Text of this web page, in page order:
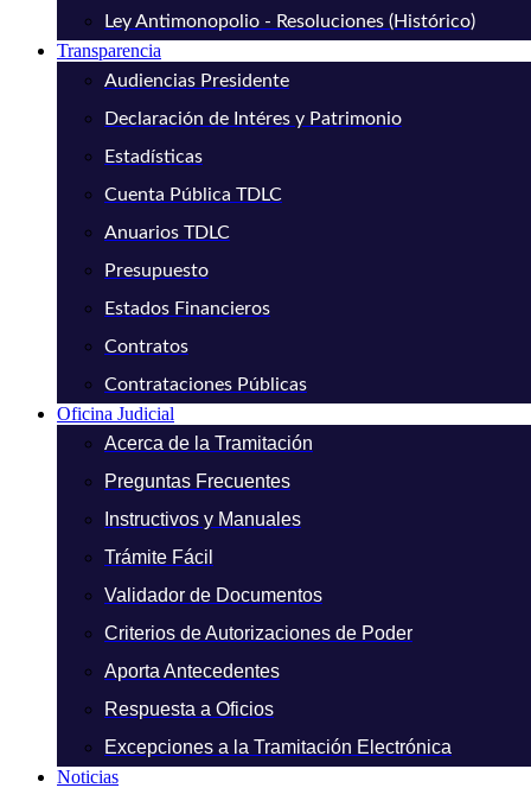
Ley Antimonopolio - Resoluciones (Histórico)
Transparencia
Audiencias Presidente
Declaración de Intéres y Patrimonio
Estadísticas
Cuenta Pública TDLC
Anuarios TDLC
Presupuesto
Estados Financieros
Contratos
Contrataciones Públicas
Oficina Judicial
Acerca de la Tramitación
Preguntas Frecuentes
Instructivos y Manuales
Trámite Fácil
Validador de Documentos
Criterios de Autorizaciones de Poder
Aporta Antecedentes
Respuesta a Oficios
Excepciones a la Tramitación Electrónica
Noticias